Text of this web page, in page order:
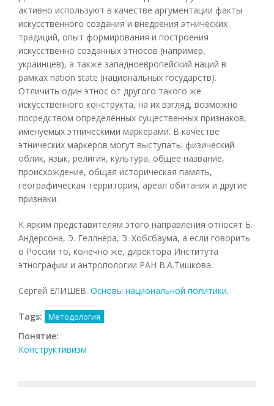
активно используют в качестве аргументации факты
искусственного создания и внедрения этнических
традиций, опыт формирования и построения
искусственно созданных этносов (например,
украинцев), а также западноевропейский наций в
рамках nation state (национальных государств).
Отличить один этнос от другого такого же
искусственного конструкта, на их взгляд, возможно
посредством определённых существенных признаков,
именуемых этническими маркерами. В качестве
этнических маркеров могут выступать: физический
облик, язык, религия, культура, общее название,
происхождение, общая историческая память,
географическая территория, ареал обитания и другие
признаки.
К ярким представителям этого направления относят Б.
Андерсона, Э. Геллнера, Э. Хобсбаума, а если говорить
о России то, конечно же, директора Института
этнографии и антропологии РАН В.А.Тишкова.
Сергей ЕЛИШЕВ. Основы национальной политики.
Tags: Методология
Понятие:
Конструктивизм